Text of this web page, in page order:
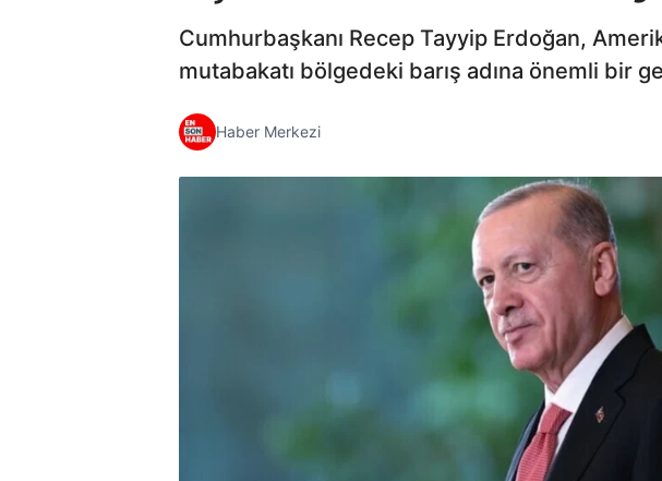
Cumhurbaşkanı Recep Tayyip Erdoğan,
mutabakatı bölgedeki barış adına önemli bir
Haber Merkezi